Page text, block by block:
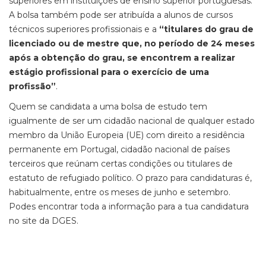
A bolsa também pode ser atribuída a alunos de cursos
técnicos superiores profissionais e a “titulares do grau de
licenciado ou de mestre que, no período de 24 meses
após a obtenção do grau, se encontrem a realizar
estágio profissional para o exercício de uma
profissão”.
Quem se candidata a uma bolsa de estudo tem
igualmente de ser um cidadão nacional de qualquer estado
membro da União Europeia (UE) com direito a residência
permanente em Portugal, cidadão nacional de países
terceiros que reúnam certas condições ou titulares de
estatuto de refugiado político. O prazo para candidaturas é,
habitualmente, entre os meses de junho e setembro.
Podes encontrar toda a informação para a tua candidatura
no site da DGES.